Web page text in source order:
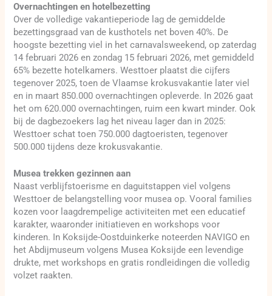
Overnachtingen en hotelbezetting
Over de volledige vakantieperiode lag de gemiddelde
bezettingsgraad van de kusthotels net boven 40%. De
hoogste bezetting viel in het carnavalsweekend, op zaterdag
14 februari 2026 en zondag 15 februari 2026, met gemiddeld
65% bezette hotelkamers. Westtoer plaatst die cijfers
tegenover 2025, toen de Vlaamse krokusvakantie later viel
en in maart 850.000 overnachtingen opleverde. In 2026 gaat
het om 620.000 overnachtingen, ruim een kwart minder. Ook
bij de dagbezoekers lag het niveau lager dan in 2025:
Westtoer schat toen 750.000 dagtoeristen, tegenover
500.000 tijdens deze krokusvakantie.
Musea trekken gezinnen aan
Naast verblijfstoerisme en daguitstappen viel volgens
Westtoer de belangstelling voor musea op. Vooral families
kozen voor laagdrempelige activiteiten met een educatief
karakter, waaronder initiatieven en workshops voor
kinderen. In Koksijde-Oostduinkerke noteerden NAVIGO en
het Abdijmuseum volgens Musea Koksijde een levendige
drukte, met workshops en gratis rondleidingen die volledig
volzet raakten.